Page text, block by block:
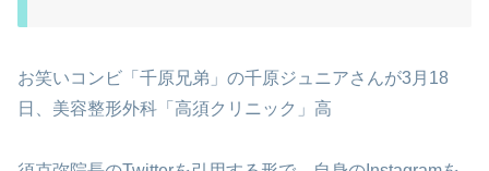
お笑いコンビ「千原兄弟」の千原ジュニアさんが3月18
日、美容整形外科「高須クリニック」高